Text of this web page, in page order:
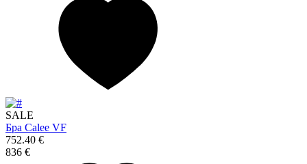
SALE
Бра Calee VF
752.40 €
836 €